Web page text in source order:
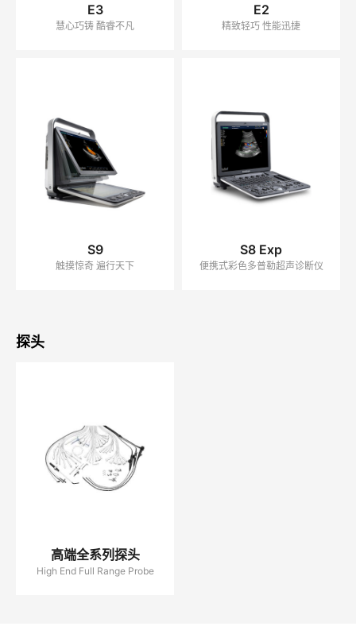
E3
慧心巧铸 酷睿不凡
E2
精致轻巧 性能迅捷
S9
触摸惊奇 遍行天下
S8 Exp
便携式彩色多普勒超声诊断仪
探头
高端全系列探头
High End Full Range Probe